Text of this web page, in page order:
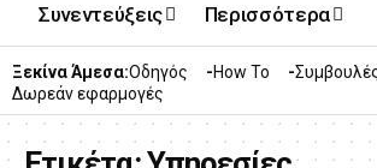
Συνεντεύξεις Περισσότερα
Ξεκίνα Άμεσα:Οδηγός How To
Δωρεάν εφαρμογές